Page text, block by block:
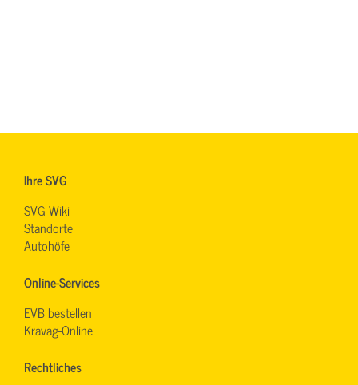
Ihre SVG
SVG-Wiki
Standorte
Autohöfe
Online-Services
EVB bestellen
Kravag-Online
Rechtliches